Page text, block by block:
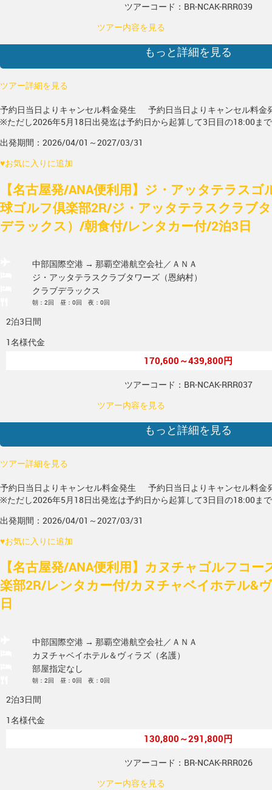
ツアーコード：BR-NCAK-RRR039
ツアー内容を見る
もっと詳細を見る
ツアー詳細を見る
予約日当日よりキャンセル料金発生
予約日当日よりキャンセル料金
※ただし2026年5月18日出発迄は予約日から起算して3日目の18:00ま
出発期間：2026/04/01～2027/03/31
♥お気に入りに追加
【名古屋発/ANA便利用】ジ・アッタテラス
球ゴルフ倶楽部2R/ジ・アッタテラスクラブ
デラックス）/朝食付/レンタカー付/2泊3日
中部国際空港 → 那覇空港航空会社／ＡＮＡ
ジ・アッタテラスクラブタワーズ（恩納村）
クラブデラックス
朝：2回 昼：0回 夜：0回
2泊3日間
1名様代金
170,600～439,800円
ツアーコード：BR-NCAK-RRR037
ツアー内容を見る
もっと詳細を見る
ツアー詳細を見る
予約日当日よりキャンセル料金発生
予約日当日よりキャンセル料金
※ただし2026年5月18日出発迄は予約日から起算して3日目の18:00ま
出発期間：2026/04/01～2027/03/31
♥お気に入りに追加
【名古屋発/ANA便利用】カヌチャゴルフコ
楽部2R/レンタカー付/カヌチャベイホテル&
日
中部国際空港 → 那覇空港航空会社／ＡＮＡ
カヌチャベイホテル＆ヴィラズ（名護）
部屋指定なし
朝：2回 昼：0回 夜：0回
2泊3日間
1名様代金
130,800～291,800円
ツアーコード：BR-NCAK-RRR026
ツアー内容を見る